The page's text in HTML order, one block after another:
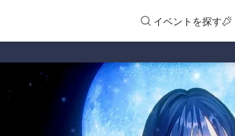
イベントを探す